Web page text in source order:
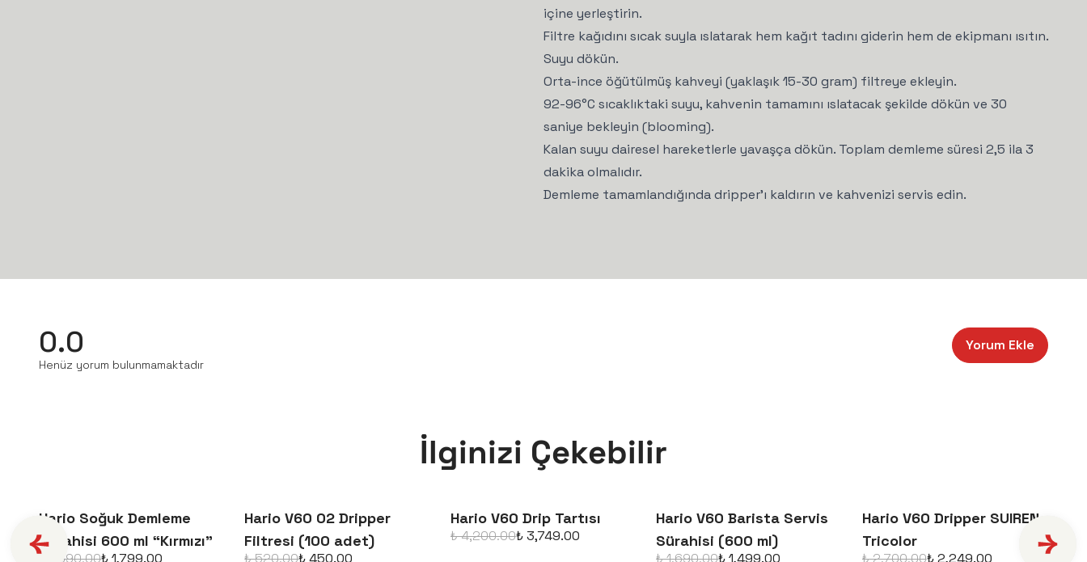
içine yerleştirin.
Filtre kağıdını sıcak suyla ıslatarak hem kağıt tadını giderin hem de ekipmanı ısıtın.
Suyu dökün.
Orta-ince öğütülmüş kahveyi (yaklaşık 15-30 gram) filtreye ekleyin.
92-96°C sıcaklıktaki suyu, kahvenin tamamını ıslatacak şekilde dökün ve 30
saniye bekleyin (blooming).
Kalan suyu dairesel hareketlerle yavaşça dökün. Toplam demleme süresi 2,5 ila 3
dakika olmalıdır.
Demleme tamamlandığında dripper'ı kaldırın ve kahvenizi servis edin.
0.0
Henüz yorum bulunmamaktadır
Yorum Ekle
İlginizi Çekebilir
Hario Soğuk Demleme
Sürahisi 600 ml “Kırmızı”
₺ 1,890.00₺ 1,799.00
Hario V60 02 Dripper
Filtresi (100 adet)
₺ 520.00₺ 450.00
Hario V60 Drip Tartısı
₺ 4,200.00₺ 3,749.00
Hario V60 Barista Servis
Sürahisi (600 ml)
₺ 1,690.00₺ 1,499.00
Hario V60 Dripper SUIREN
Tricolor
₺ 2,700.00₺ 2,249.00
Yeni Üyelere Özel Tüm
Kahvelerde
%10 İNDİRİM!
Gourme ailesine katılan her bir kahve gurmesinetüm
kahvelerde geçerli %10 indirim fırsatı!
E-posta adresinizi girerek pazarlama ve tanıtım ile ilgili iletişim almayı kabul edersiniz ve Gizlilik Politikamızı okuduğunuzu ve